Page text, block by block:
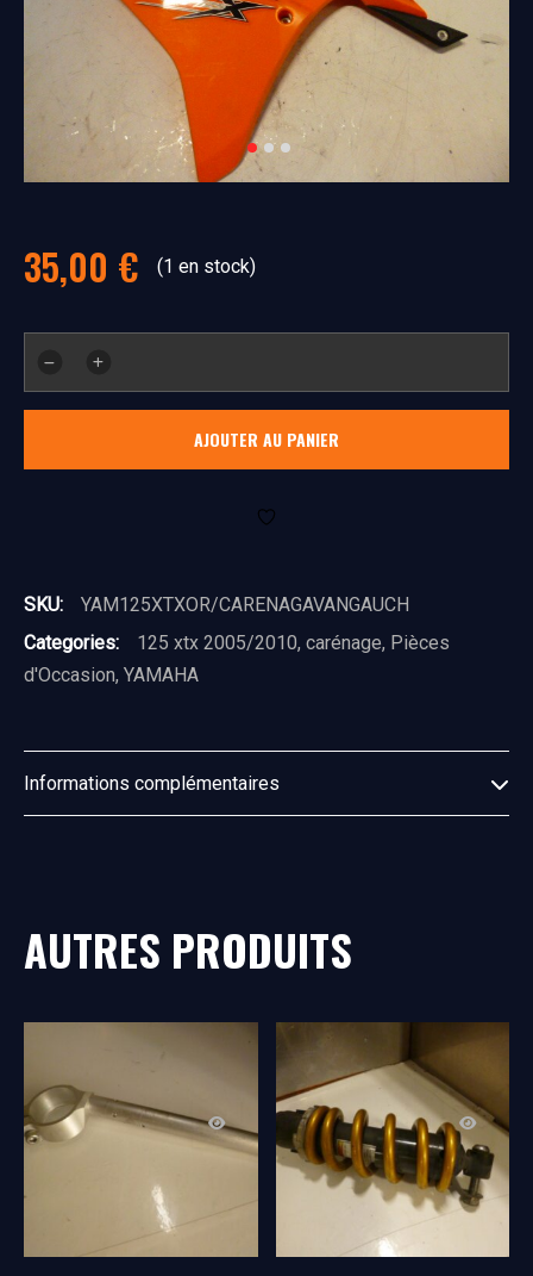
35,00 € (1 en stock)
carénage
AJOUTER AU PANIER
SKU:
YAM125XTXOR/CARENAGAVANGAUCH
Categories:
125 xtx 2005/2010, carénage, Pièces
d'Occasion, YAMAHA
Informations complémentaires
AUTRES PRODUITS